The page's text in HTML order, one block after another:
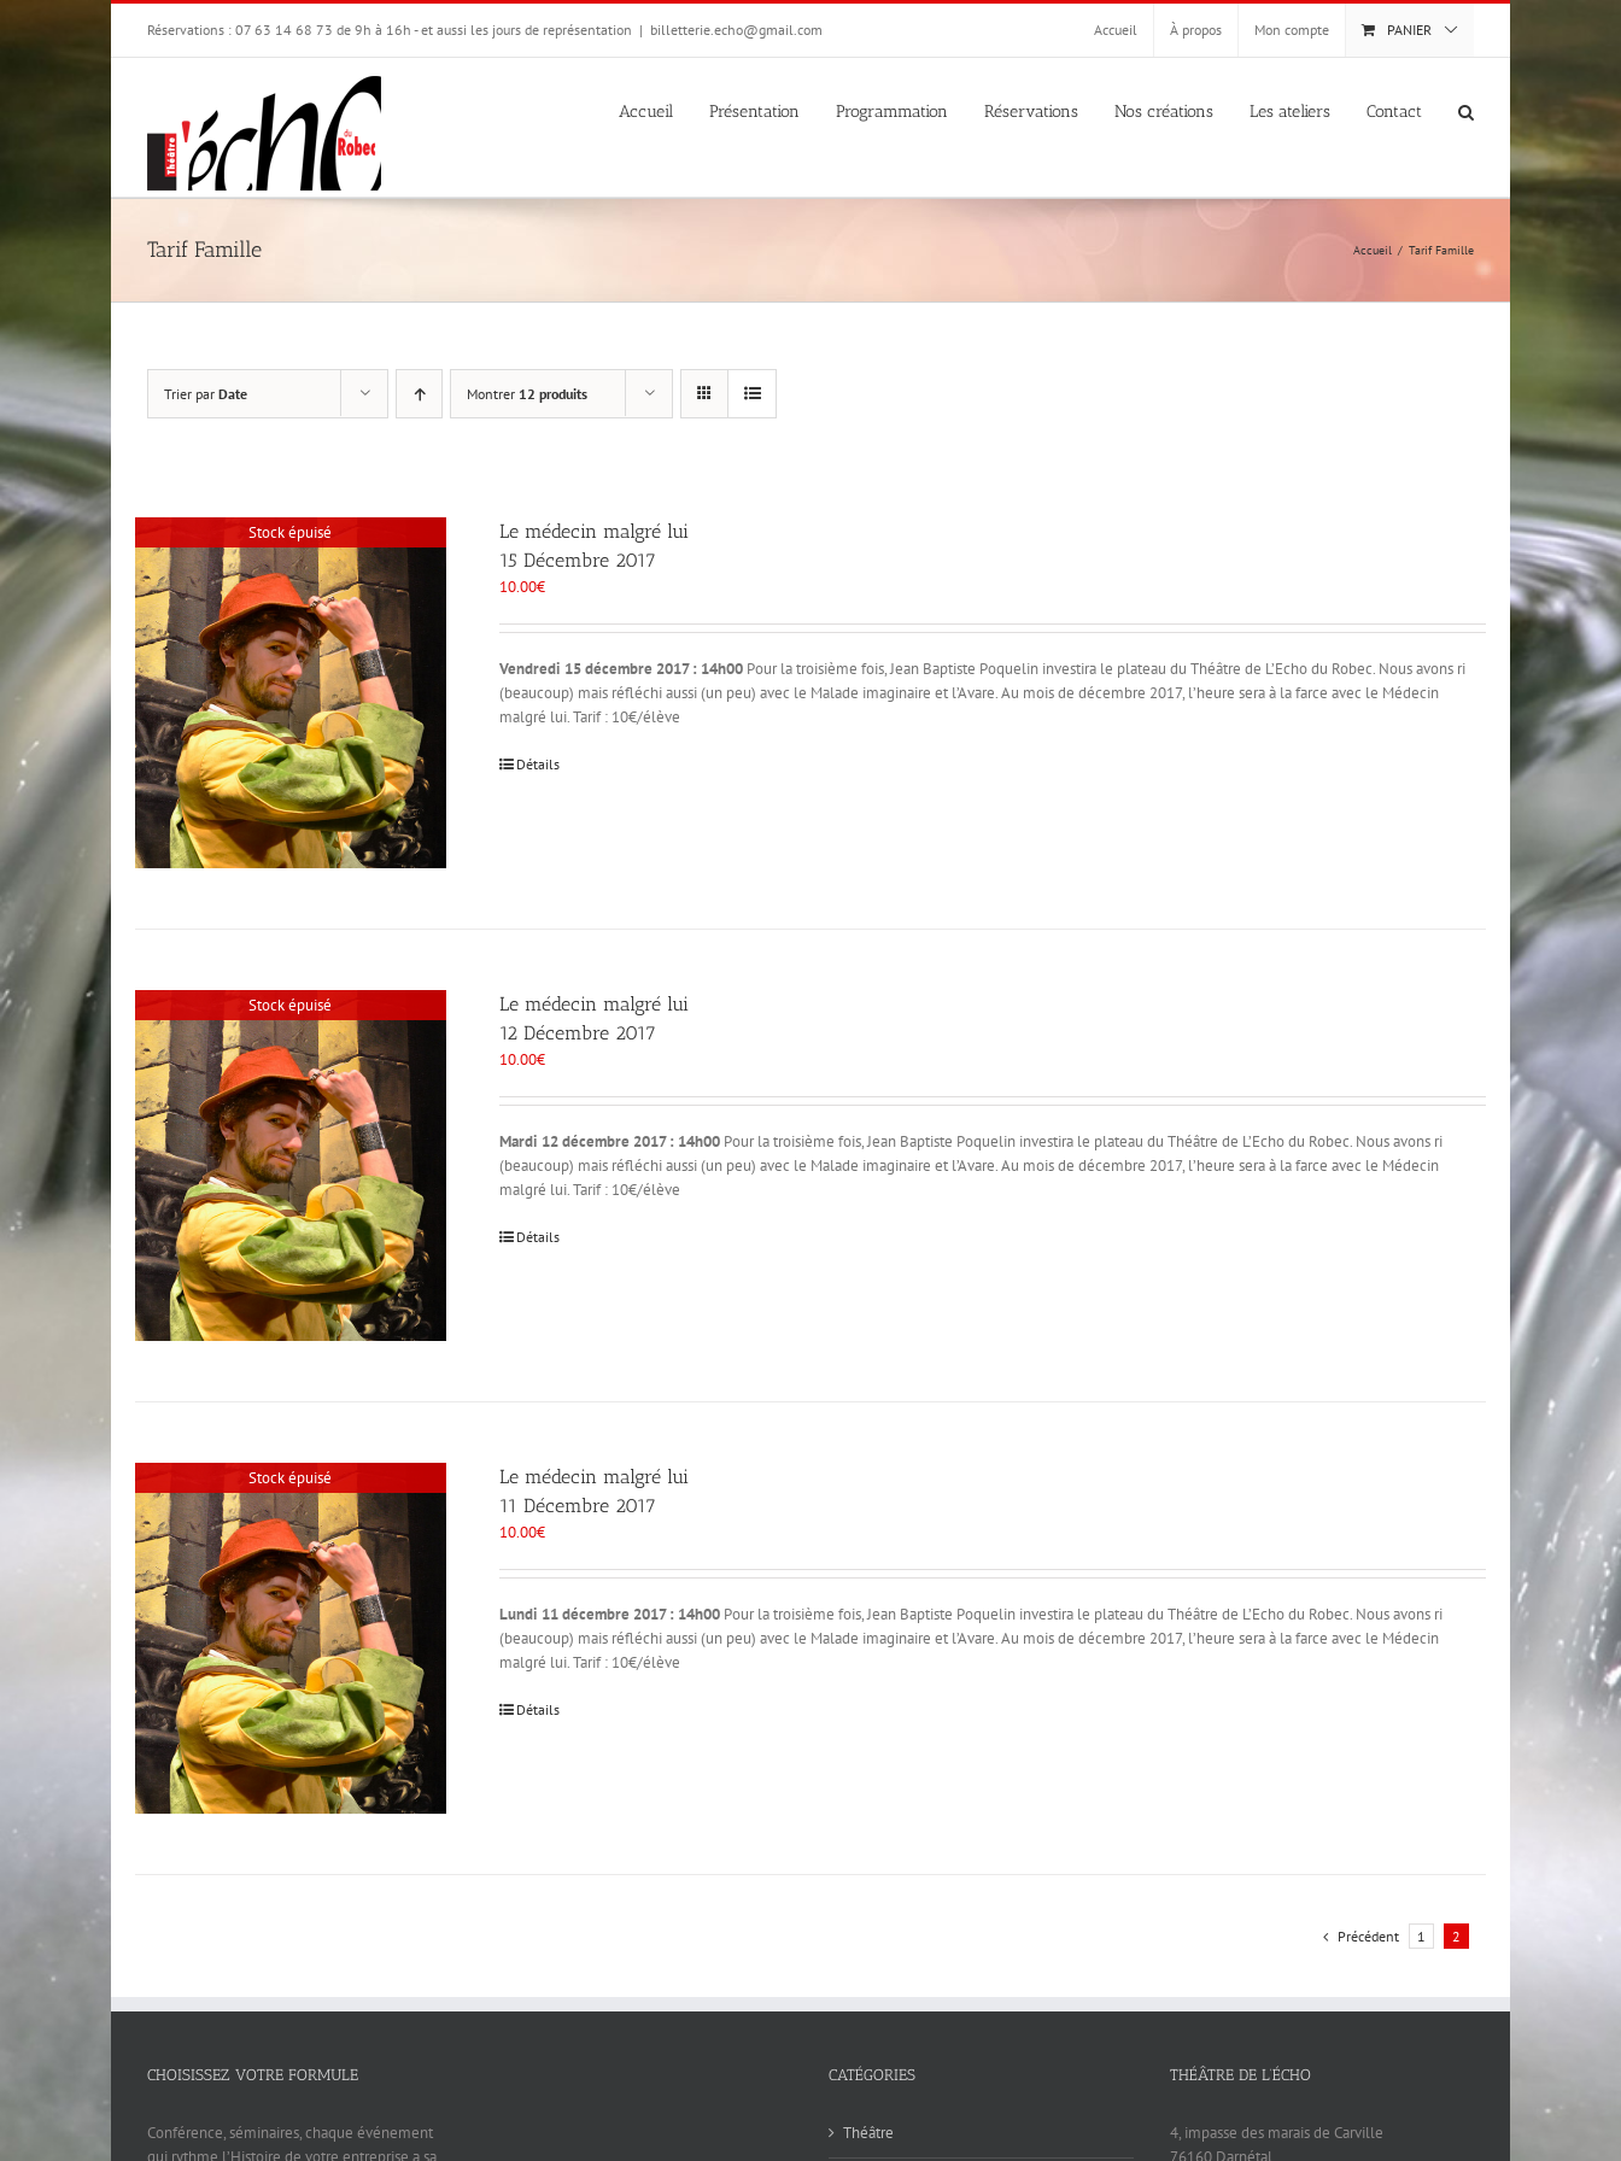
Réservations : 07 63 14 68 73 de 9h à 16h - et aussi les jours de représentation | billetterie.echo@gmail.com Accueil À propos Mon compte PANIER
Accueil Présentation Programmation Réservations Nos créations Les ateliers Contact
Tarif Famille Accueil Tarif Famille
Trier par Date Montrer 12 produits
Stock épuisé
Le médecin malgré lui
15 Décembre 2017
10.00€
Vendredi 15 décembre 2017 : 14h00 Pour la troisième fois, Jean Baptiste Poquelin investira le plateau du Théâtre de L’Echo du Robec. Nous avons ri
(beaucoup) mais réfléchi aussi (un peu) avec le Malade imaginaire et l’Avare. Au mois de décembre 2017, l’heure sera à la farce avec le Médecin
malgré lui. Tarif : 10€/élève
Détails
Stock épuisé
Le médecin malgré lui
12 Décembre 2017
10.00€
Mardi 12 décembre 2017 : 14h00 Pour la troisième fois, Jean Baptiste Poquelin investira le plateau du Théâtre de L’Echo du Robec. Nous avons ri
(beaucoup) mais réfléchi aussi (un peu) avec le Malade imaginaire et l’Avare. Au mois de décembre 2017, l’heure sera à la farce avec le Médecin
malgré lui. Tarif : 10€/élève
Détails
Stock épuisé
Le médecin malgré lui
11 Décembre 2017
10.00€
Lundi 11 décembre 2017 : 14h00 Pour la troisième fois, Jean Baptiste Poquelin investira le plateau du Théâtre de L’Echo du Robec. Nous avons ri
(beaucoup) mais réfléchi aussi (un peu) avec le Malade imaginaire et l’Avare. Au mois de décembre 2017, l’heure sera à la farce avec le Médecin
malgré lui. Tarif : 10€/élève
Détails
Précédent 1 2
CHOISISSEZ VOTRE FORMULE
Conférence, séminaires, chaque événement
qui rythme l’Histoire de votre entreprise a sa
CATÉGORIES
Théâtre
THÉÂTRE DE L’ÉCHO
4, impasse des marais de Carville
76160 Darnétal